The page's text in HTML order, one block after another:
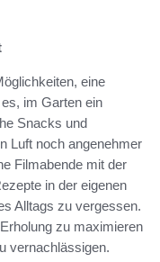
eine
im Garten ein
Snacks und
Luft noch angenehmer
Filmabende mit der
in der eigenen
Alltags zu vergessen.
zu maximieren
vernachlässigen.